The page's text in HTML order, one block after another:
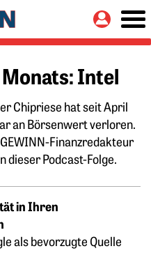
Intel
Chipriese hat seit April
an Börsenwert verloren.
Finanzredakteur
dieser Podcast-Folge.
in Ihren
als bevorzugte Quelle